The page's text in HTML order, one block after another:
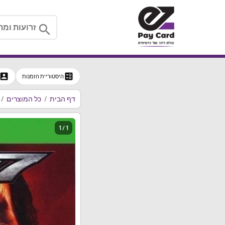
search
ballot היסטוריית הזמנות
דף הבית כל המוצרים
1 / 1